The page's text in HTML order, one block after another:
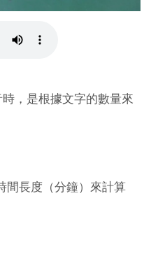
，是根據文字的數量來
間長度（分鐘）來計算